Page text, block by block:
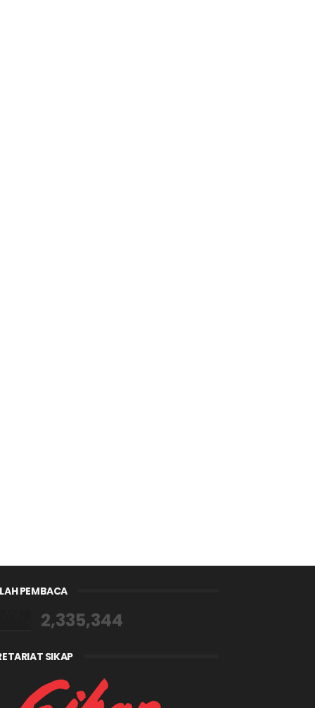
PEMBACA
2,335,344
SIKAP